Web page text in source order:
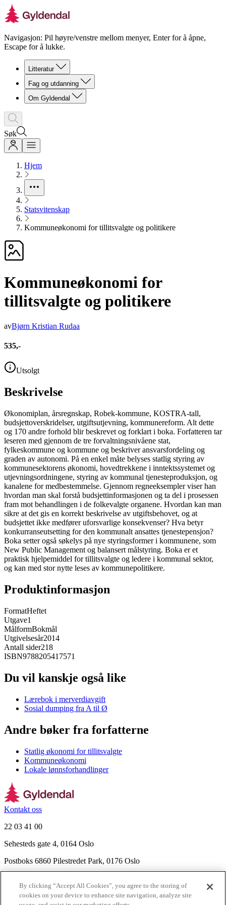
Navigasjon: Pil høyre/venstre mellom menyer, Enter for å åpne,
Escape for å lukke.
Litteratur
Fag og utdanning
Om Gyldendal
Søk
Hjem
Statsvitenskap
Kommuneøkonomi for tillitsvalgte og politikere
Kommuneøkonomi for
tillitsvalgte og politikere
avBjørn Kristian Rudaa
535,-
Utsolgt
Beskrivelse
Økonomiplan, årsregnskap, Robek-kommune, KOSTRA-tall,
budsjettoverskridelser, utgiftsutjevning, kommunereform. Alt dette
og 170 andre forhold blir beskrevet og forklart i boka. Forfatteren tar
leseren med gjennom de tre forvaltningsnivåene stat,
fylkeskommune og kommune og beskriver ansvarsfordeling og
graden av autonomi. På en enkel måte belyses statlig styring av
kommunesektorens økonomi, hovedtrekkene i inntektssystemet og
utjevningsordningene, styring av kommunal tjenesteproduksjon, og
kanalene for medbestemmelse. Gjennom regneeksempler viser han
hvordan man skal forstå budsjettinformasjonen og ta del i prosessen
fram mot behandlingen i de folkevalgte organene. Hvordan kan man
sikre at det gis en korrekt beskrivelse av utgiftsbehovet, og at
budsjettet ikke medfører uforsvarlige konsekvenser? Hva betyr
konkurranseutsetting for den kommunalt ansattes tjenestepensjon?
Boka setter også søkelys på nye styringsformer i kommunene, som
New Public Management og balansert målstyring. Boka er et
praktisk hjelpemiddel for tillitsvalgte og ledere i kommunal sektor,
og kan med stor nytte leses av kommunepolitikere.
Produktinformasjon
FormatHeftet
Utgave1
MålformBokmål
Utgivelsesår2014
Antall sider218
ISBN9788205417571
Du vil kanskje også like
Lærebok i merverdiavgift
Sosial dumping fra A til Ø
Andre bøker fra forfatterne
Statlig økonomi for tillitsvalgte
Kommuneøkonomi
Lokale lønnsforhandlinger
Kontakt oss
22 03 41 00
Sehesteds gate 4, 0164 Oslo
Postboks 6860 Pilestredet Park, 0176 Oslo
Nyhetsbrev
By clicking “Accept All Cookies”, you agree to the storing of
cookies on your device to enhance site navigation, analyze site